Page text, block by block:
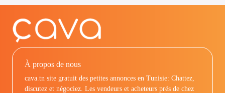
À propos de nous
cava.tn site gratuit des petites annonces en Tunisie: Chattez,
discutez et négociez. Les vendeurs et acheteurs prés de chez